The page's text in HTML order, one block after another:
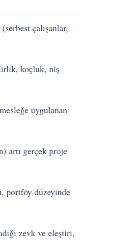
çalışanlar,
koçluk, niş
uygulanan
artı gerçek proje
portföy düzeyinde
zevk ve eleştiri,